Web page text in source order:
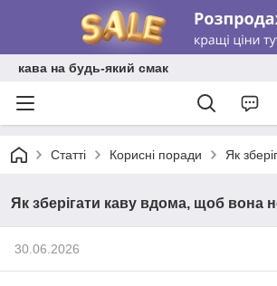
кава на будь-який смак
Статті Корисні поради Як
Як зберігати каву вдома, щоб вона
30.06.2026